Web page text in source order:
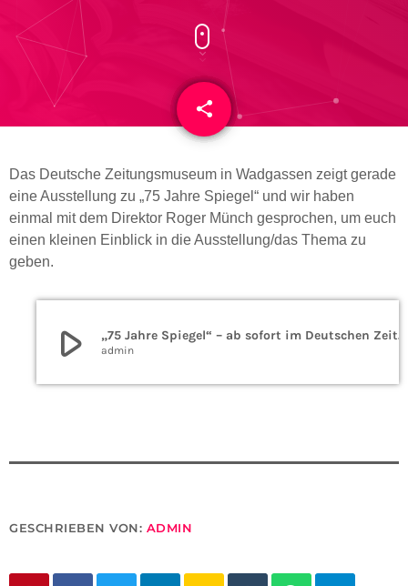
share
email
Das Deutsche Zeitungsmuseum in Wadgassen zeigt gerade
eine Ausstellung zu „75 Jahre Spiegel“ und wir haben
einmal mit dem Direktor Roger Münch gesprochen, um euch
einen kleinen Einblick in die Ausstellung/das Thema zu
geben.
play_arrow „75 Jahre Spiegel“ – ab sofort im Deutschen Zeitungsmuseum
admin
GESCHRIEBEN VON: ADMIN